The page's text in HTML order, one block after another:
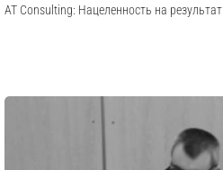
AT Consulting: Нацеленность на результат